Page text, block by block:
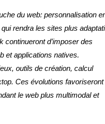
du web: personnalisation
rendra les sites plus
d’imposer des
et applications natives.
outils de création, calcul
Ces évolutions favoriseront
le web plus multimodal et